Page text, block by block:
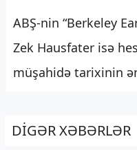
ABŞ-nin “Berkeley
Zek Hausfater isə
müşahidə tarixinin
DİGƏR XƏBƏRLƏR